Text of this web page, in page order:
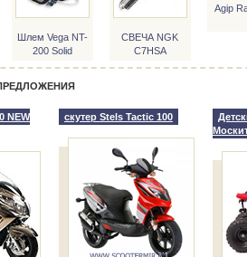
Шлем Vega NT-
200 Solid
СВЕЧА NGK
C7HSA
Agip
NEW
скутер Stels Tactic 100